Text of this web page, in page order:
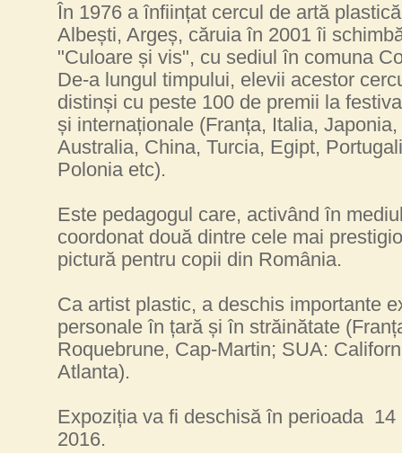
În 1976 a înființat cercul de artă
Albești, Argeș, căruia în 2001 îi
"Culoare și vis", cu sediul în comuna
De-a lungul timpului, elevii acestor
distinși cu peste 100 de premii la
și internaționale (Franța, Italia,
Australia, China, Turcia, Egipt,
Polonia etc).
Este pedagogul care, activând în
coordonat două dintre cele mai
pictură pentru copii din România.
Ca artist plastic, a deschis importante
personale în țară și în străinătate
Roquebrune, Cap-Martin; SUA:
Atlanta).
Expoziția va fi deschisă în perioada
2016.